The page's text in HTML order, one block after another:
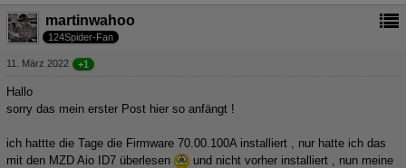
martinwahoo
124Spider-Fan
11. März 2022 +1
Hallo
sorry das mein erster Post hier so anfängt !
ich hattte die Tage die Firmware 70.00.100A installiert , nur hatte ich das
mit den MZD Aio ID7 überlesen
und nicht vorher installiert , nun meine